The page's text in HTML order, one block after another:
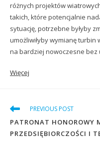
różnych projektów
takich, które potencjalnie
sytuację, potrzebne byłyby
umożliwiłyby wymianę
na bardziej nowoczesne bez
Więcej
PREVIOUS POST
PATRONAT HONOROWY
PRZEDSIĘBIORCZOŚCI I